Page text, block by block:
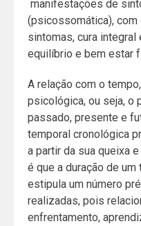
manifestações de
(psicossomática),
sintomas, cura
equilíbrio e bem estar
A relação com o
psicológica, ou seja, o
passado, presente e
temporal cronológica
a partir da sua queixa
é que a duração de
estipula um número
realizadas, pois
enfrentamento,